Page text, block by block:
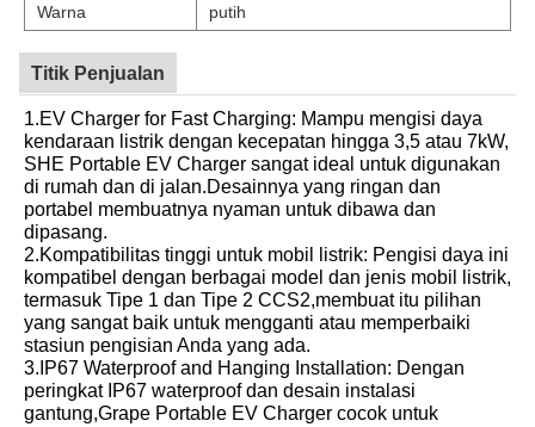
Warna
putih
Titik Penjualan
1.EV Charger for Fast Charging: Mampu mengisi daya
kendaraan listrik dengan kecepatan hingga 3,5 atau 7kW,
SHE Portable EV Charger sangat ideal untuk digunakan
di rumah dan di jalan.Desainnya yang ringan dan
portabel membuatnya nyaman untuk dibawa dan
dipasang.
2.Kompatibilitas tinggi untuk mobil listrik: Pengisi daya ini
kompatibel dengan berbagai model dan jenis mobil listrik,
termasuk Tipe 1 dan Tipe 2 CCS2,membuat itu pilihan
yang sangat baik untuk mengganti atau memperbaiki
stasiun pengisian Anda yang ada.
3.IP67 Waterproof and Hanging Installation: Dengan
peringkat IP67 waterproof dan desain instalasi
gantung,Grape Portable EV Charger cocok untuk